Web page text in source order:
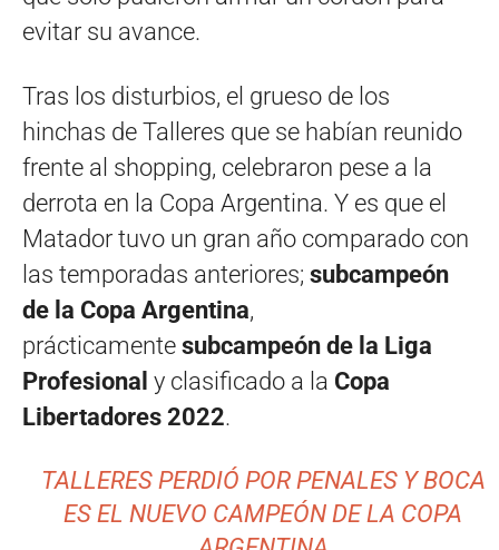
evitar su avance.
Tras los disturbios, el grueso de los
hinchas de Talleres que se habían reunido
frente al shopping, celebraron pese a la
derrota en la Copa Argentina. Y es que el
Matador tuvo un gran año comparado con
las temporadas anteriores; subcampeón
de la Copa Argentina,
prácticamente subcampeón de la Liga
Profesional y clasificado a la Copa
Libertadores 2022.
TALLERES PERDIÓ POR PENALES Y BOCA
ES EL NUEVO CAMPEÓN DE LA COPA